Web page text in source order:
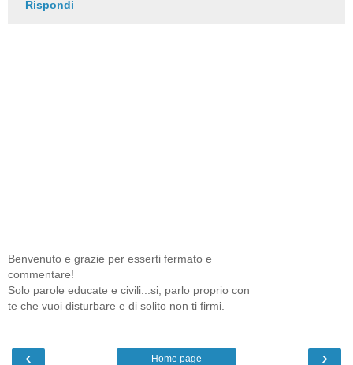
Rispondi
Benvenuto e grazie per esserti fermato e
commentare!
Solo parole educate e civili...si, parlo proprio con
te che vuoi disturbare e di solito non ti firmi.
‹ ›
Home page